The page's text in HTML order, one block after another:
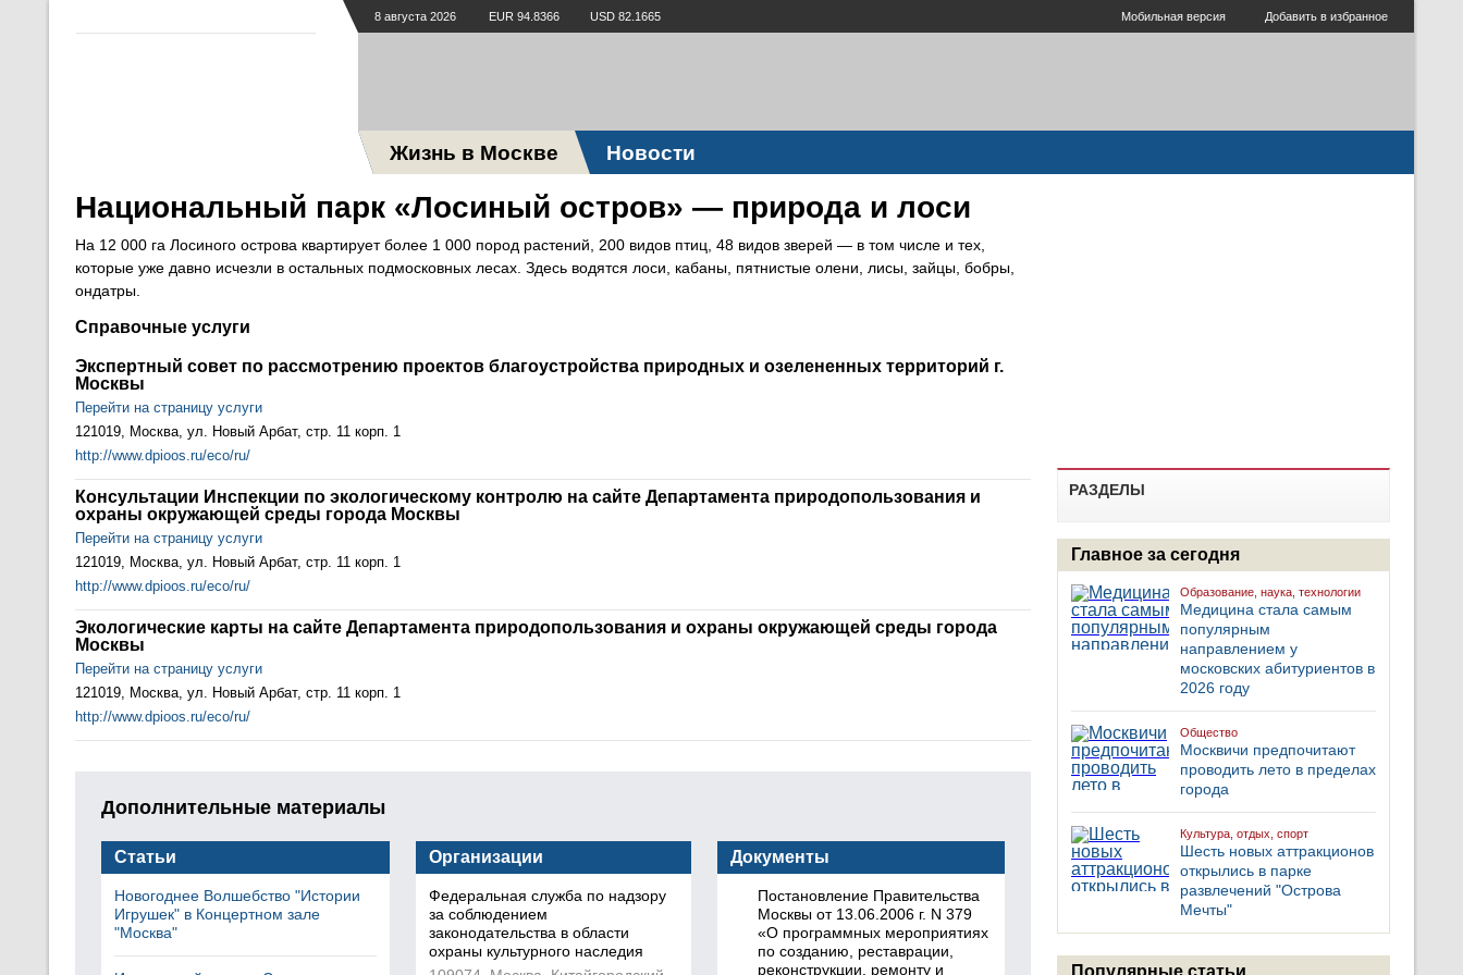
8 августа 2026 EUR 94.8366 USD 82.1665 Мобильная версия Добавить в избранное
Жизнь в Москве Новости
РАЗДЕЛЫ
Главное за сегодня
Образование, наука, технологии
Медицина стала самым
популярным
направлением у
московских абитуриентов в
2026 году
Общество
Москвичи предпочитают
проводить лето в пределах
города
Культура, отдых, спорт
Шесть новых аттракционов
открылись в парке
развлечений "Острова
Мечты"
Популярные статьи
Национальный парк «Лосиный остров» — природа и лоси
На 12 000 га Лосиного острова квартирует более 1 000 пород растений, 200 видов птиц, 48 видов зверей — в том числе и тех,
которые уже давно исчезли в остальных подмосковных лесах. Здесь водятся лоси, кабаны, пятнистые олени, лисы, зайцы, бобры,
ондатры.
Справочные услуги
Экспертный совет по рассмотрению проектов благоустройства природных и озелененных территорий г.
Москвы
Перейти на страницу услуги
121019, Москва, ул. Новый Арбат, стр. 11 корп. 1
http://www.dpioos.ru/eco/ru/
Консультации Инспекции по экологическому контролю на сайте Департамента природопользования и
охраны окружающей среды города Москвы
Перейти на страницу услуги
121019, Москва, ул. Новый Арбат, стр. 11 корп. 1
http://www.dpioos.ru/eco/ru/
Экологические карты на сайте Департамента природопользования и охраны окружающей среды города
Москвы
Перейти на страницу услуги
121019, Москва, ул. Новый Арбат, стр. 11 корп. 1
http://www.dpioos.ru/eco/ru/
Дополнительные материалы
Статьи
Новогоднее Волшебство "Истории
Игрушек" в Концертном зале
"Москва"
Организации
Федеральная служба по надзору
за соблюдением
законодательства в области
охраны культурного наследия
Документы
Постановление Правительства
Москвы от 13.06.2006 г. N 379
«О программных мероприятиях
по созданию, реставрации,
реконструкции, ремонту и